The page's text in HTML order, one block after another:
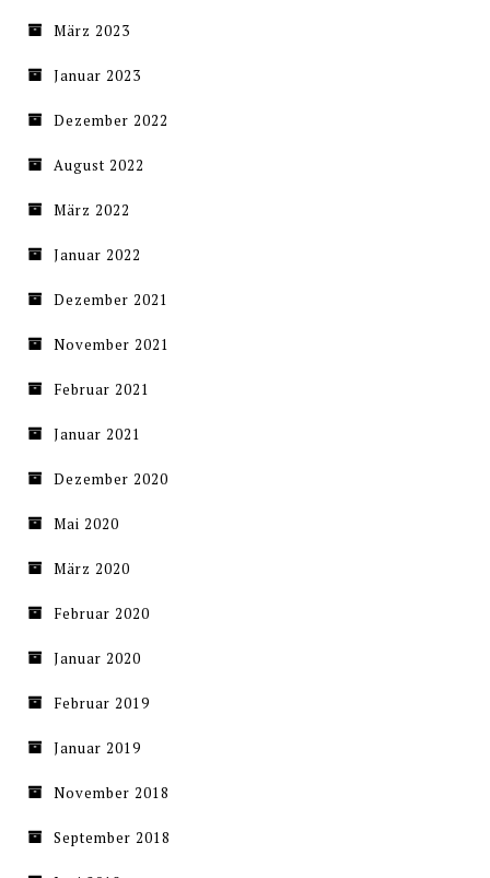
März 2023
Januar 2023
Dezember 2022
August 2022
März 2022
Januar 2022
Dezember 2021
November 2021
Februar 2021
Januar 2021
Dezember 2020
Mai 2020
März 2020
Februar 2020
Januar 2020
Februar 2019
Januar 2019
November 2018
September 2018